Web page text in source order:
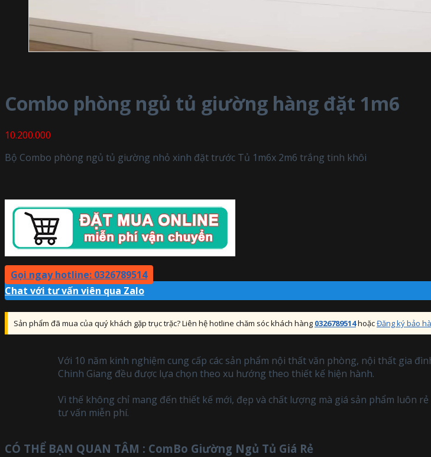
Combo phòng ngủ tủ giường hàng đặt 1m6
10.200.000
Bộ Combo phòng ngủ tủ giường nhỏ xinh đặt trước Tủ 1m6x 2m6 trắng tinh khôi
Gọi ngay hotline: 0326789514
Chat với tư vấn viên qua Zalo
Sản phẩm đã mua của quý khách gặp trục trặc? Liên hệ hotline chăm sóc khách hàng 0326789514hoặcĐăng ký bảo
Với 10 năm kinh nghiệm cung cấp các sản phẩm nội thất văn phòng, nội thất gia
Chinh Giang đều được lựa chọn theo xu hướng theo thiết kế hiện hành.
Vì thế không chỉ mang đến thiết kế mới, đẹp và chất lượng mà giá sản phẩm luôn
tư vấn miễn phí.
CÓ THỂ BẠN QUAN TÂM : ComBo Giường Ngủ Tủ Giá Rẻ